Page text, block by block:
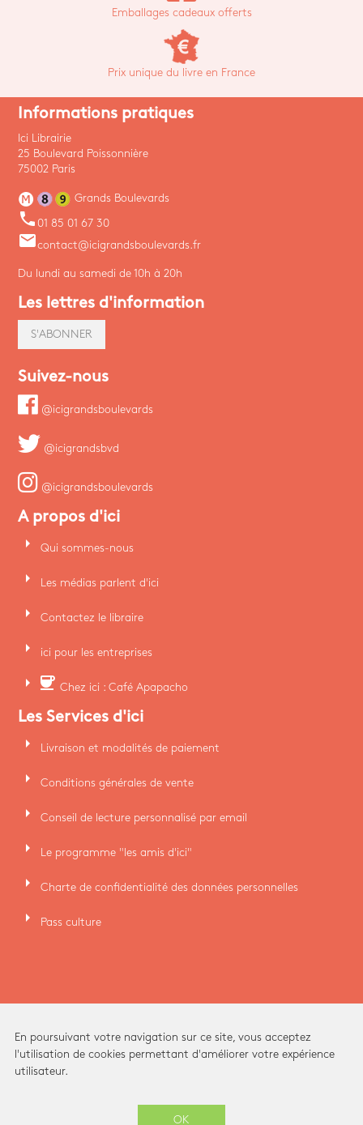
Emballages cadeaux offerts
Prix unique du livre en France
Informations pratiques
Ici Librairie
25 Boulevard Poissonnière
75002 Paris
Grands Boulevards
phone 01 85 01 67 30
emailcontact@icigrandsboulevards.fr
Du lundi au samedi de 10h à 20h
Les lettres d'information
S'ABONNER
Suivez-nous
@icigrandsboulevards
@icigrandsbvd
@icigrandsboulevards
A propos d'ici
arrow_right Qui sommes-nous
arrow_right Les médias parlent d'ici
arrow_right Contactez le libraire
arrow_right ici pour les entreprises
arrow_right coffee Chez ici : Café Apapacho
Les Services d'ici
arrow_right Livraison et modalités de paiement
arrow_right Conditions générales de vente
arrow_right Conseil de lecture personnalisé par email
arrow_right Le programme "les amis d'ici"
arrow_right Charte de confidentialité des données personnelles
arrow_right Pass culture
Ici Librairie - Paris Grands Boulevards © 2026 -
En poursuivant votre navigation sur ce site, vous acceptez
l'utilisation de cookies permettant d'améliorer votre expérience
utilisateur.
OK